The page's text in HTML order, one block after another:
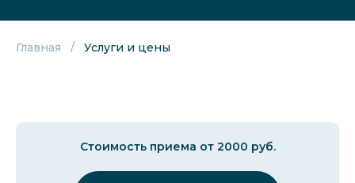
Главная Услуги и цены
Стоимость приема от 2000 руб.